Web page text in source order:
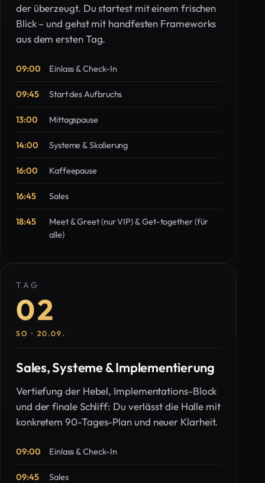
der überzeugt. Du startest mit einem frischen
Blick – und gehst mit handfesten Frameworks
aus dem ersten Tag.
09:00 Einlass & Check-In
09:45 Start des Aufbruchs
13:00 Mittagspause
14:00 Systeme & Skalierung
16:00 Kaffeepause
16:45 Sales
18:45
Meet & Greet (nur VIP) & Get-together (für
alle)
TAG
02
SO · 20.09.
Sales, Systeme & Implementierung
Vertiefung der Hebel, Implementations-Block
und der finale Schliff: Du verlässt die Halle mit
konkretem 90-Tages-Plan und neuer Klarheit.
09:00 Einlass & Check-In
09:45 Sales